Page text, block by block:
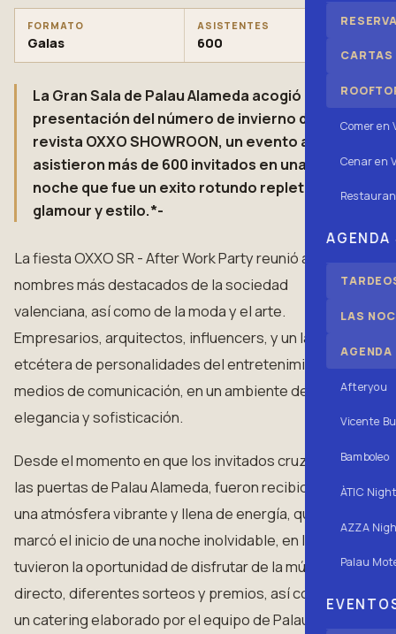
CARTAS
Comer en
Cenar en
AGENDA
LAS
Afteryou
Vicente
Bamboleo
ÀTIC
AZZA
Palau
FORMATO
Galas
ASISTENTES
600
La Gran Sala de Palau Alameda acogió la
presentación del número de invierno de la
revista OXXO SHOWROON, un evento al que
asistieron más de 600 invitados en una
noche que fue un exito rotundo repleto de
glamour y estilo.*-
La fiesta OXXO SR - After Work Party reunió a los
nombres más destacados de la sociedad
valenciana, así como de la moda y el arte.
Empresarios, arquitectos, influencers, y un largo
etcétera de personalidades del entretenimiento y
medios de comunicación, en un ambiente de
elegancia y sofisticación.
Desde el momento en que los invitados cruzaron
las puertas de Palau Alameda, fueron recibidos con
una atmósfera vibrante y llena de energía, que
marcó el inicio de una noche inolvidable, en la que
tuvieron la oportunidad de disfrutar de la música en
directo, diferentes sorteos y premios, así como de
un catering elaborado por el equipo de Palau